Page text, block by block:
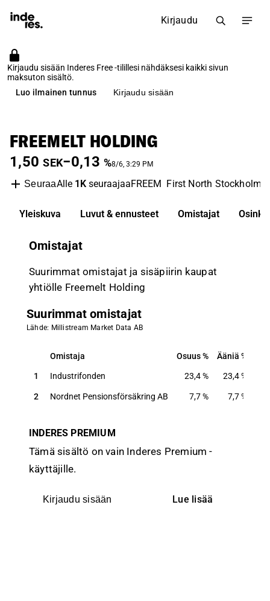
Kirjaudu
Kirjaudu sisään Inderes Free -tilillesi nähdäksesi kaikki sivun
maksuton sisältö.
Luo ilmainen tunnus
Kirjaudu sisään
FREEMELT HOLDING
1,50 SEK−0,13 %8/6, 3:29 PM
SeuraaAlle 1KseuraajaaFREEM First North Stockholm
Yleiskuva Luvut & ennusteet Omistajat Osinko
Omistajat
Suurimmat omistajat ja sisäpiirin kaupat
yhtiölle Freemelt Holding
Suurimmat omistajat
Lähde: Millistream Market Data AB
Omistaja Osuus Ääniä
Omistaja Osuus Ääniä
1 Industrifonden 23,4% 23,4%
2 Nordnet Pensionsförsäkring AB 7,7% 7,7%
INDERES PREMIUM
Tämä sisältö on vain Inderes Premium -
käyttäjille.
Kirjaudu sisään Lue lisää